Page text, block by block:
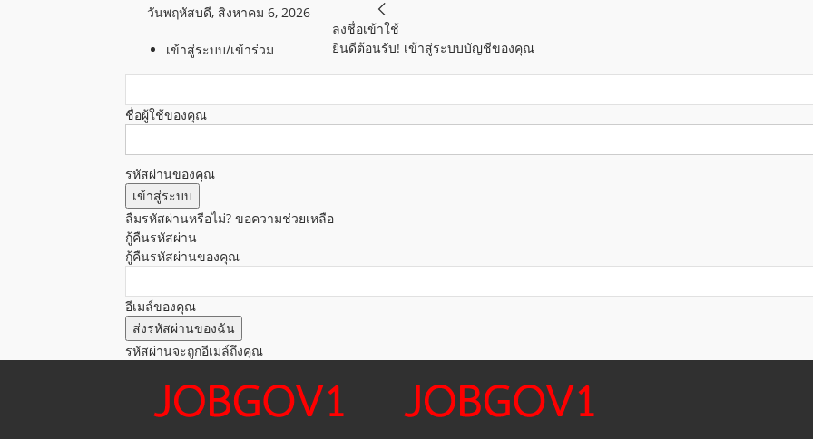
วันพฤหัสบดี, สิงหาคม 6, 2026
เข้าสู่ระบบ/เข้าร่วม
ลงชื่อเข้าใช้
ยินดีต้อนรับ! เข้าสู่ระบบบัญชีของคุณ
ชื่อผู้ใช้ของคุณ
รหัสผ่านของคุณ
ลืมรหัสผ่านหรือไม่? ขอความช่วยเหลือ
กู้คืนรหัสผ่าน
กู้คืนรหัสผ่านของคุณ
อีเมล์ของคุณ
รหัสผ่านจะถูกอีเมล์ถึงคุณ